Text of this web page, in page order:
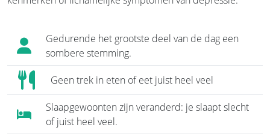
Gedurende het grootste deel van de dag een
sombere stemming.
Geen trek in eten of eet juist heel veel
Slaapgewoonten zijn veranderd: je slaapt slecht
of juist heel veel.